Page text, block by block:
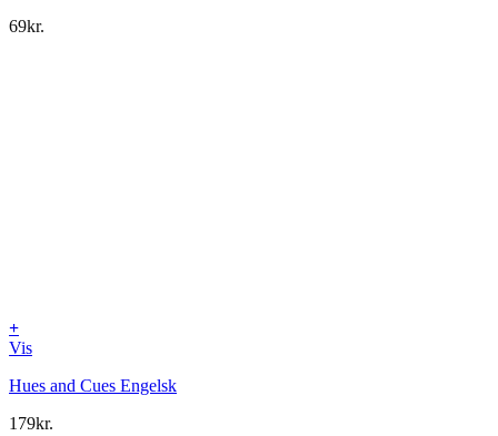
69kr.
+
Vis
Hues and Cues Engelsk
179kr.